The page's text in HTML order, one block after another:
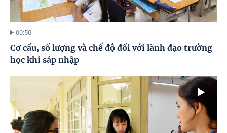
00:50
Cơ cấu, số lượng và chế độ đối với lãnh đạo trường
học khi sáp nhập